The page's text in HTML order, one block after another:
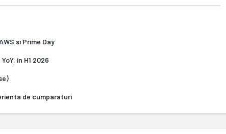
si Prime Day
in H1 2026
de cumparaturi